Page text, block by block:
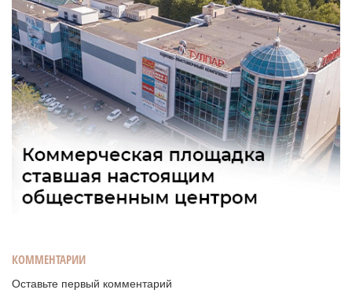
КОММЕНТАРИИ
Оставьте первый комментарий